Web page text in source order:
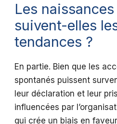
Les
suivent-elles
tendances ?
En partie. Bien que les
spontanés puissent
leur déclaration et leur
influencées par
qui crée un biais en